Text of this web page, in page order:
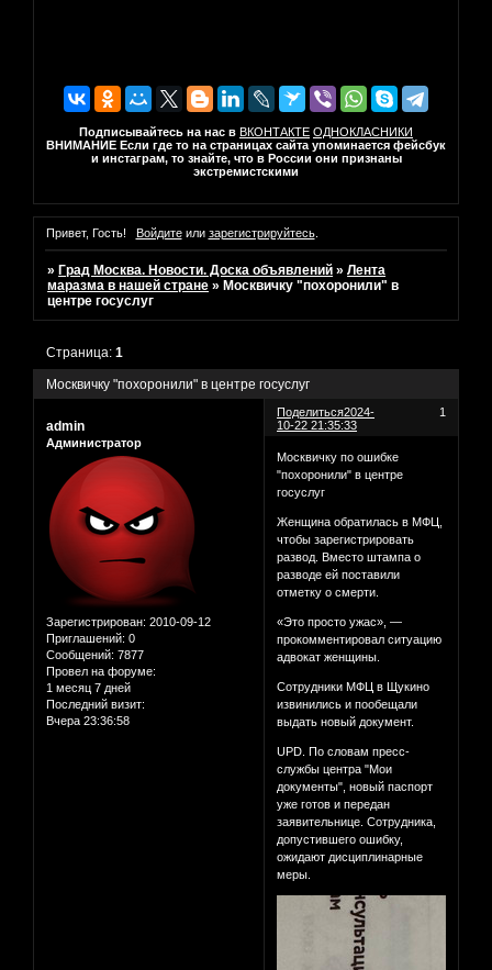
Подписывайтесь на нас в ВКОНТАКТЕ ОДНОКЛАСНИКИ
ВНИМАНИЕ Если где то на страницах сайта упоминается фейсбук
и инстаграм, то знайте, что в России они признаны
экстремистскими
Привет, Гость! Войдитеили зарегистрируйтесь.
» Град Москва. Новости. Доска объявлений »Лента
маразма в нашей стране » Москвичку "похоронили" в
центре госуслуг
Москвичку "похоронили" в центре госуслуг
Страница:1
Поделиться 1
2024-
10-22 21:35:33
admin
Администратор
Зарегистрирован: 2010-09-12
Приглашений: 0
Сообщений: 7877
Провел на форуме:
1 месяц 7 дней
Последний визит:
Вчера 23:36:58
Москвичку по ошибке
"похоронили" в центре
госуслуг
Женщина обратилась в МФЦ,
чтобы зарегистрировать
развод. Вместо штампа о
разводе ей поставили
отметку о смерти.
«Это просто ужас», —
прокомментировал ситуацию
адвокат женщины.
Сотрудники МФЦ в Щукино
извинились и пообещали
выдать новый документ.
UPD. По словам пресс-
службы центра "Мои
документы", новый паспорт
уже готов и передан
заявительнице. Сотрудника,
допустившего ошибку,
ожидают дисциплинарные
меры.